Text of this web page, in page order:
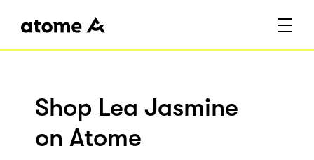
Shop Lea Jasmine
on Atome